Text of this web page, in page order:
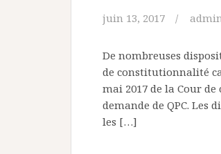
juin 13, 2017
De nombreuses
de constitutionnalité
mai 2017 de la Cour
demande de QPC. Les
les […]